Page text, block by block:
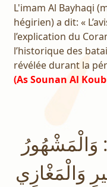
L'imam Al Bayhaqi
hégirien) a dit: «
l’explication du
l’historique des
révélée durant la
(As Sounan Al
وَالْمَشْهُورُ
وَالْمَغْازِي